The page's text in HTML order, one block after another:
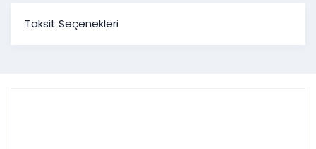
Ürün
Taksit Seçenekleri